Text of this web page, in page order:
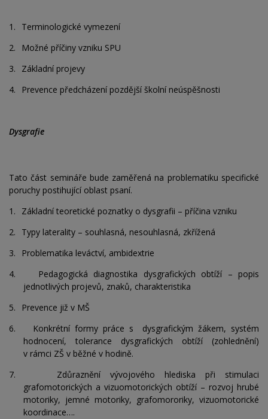
1.
Terminologické vymezení
2.
Možné příčiny vzniku SPU
3.
Základní projevy
4.
Prevence předcházení pozdější školní neúspěšnosti
Dysgrafie
Tato část semináře bude zaměřená na problematiku specifické
poruchy postihující oblast psaní.
1.
Základní teoretické poznatky o dysgrafii – příčina vzniku
2.
Typy laterality – souhlasná, nesouhlasná, zkřížená
3.
Problematika leváctví, ambidextrie
4.
Pedagogická diagnostika dysgrafických obtíží – popis
jednotlivých projevů, znaků, charakteristika
5.
Prevence již v MŠ
6.
Konkrétní formy práce s dysgrafickým žákem, systém
hodnocení, tolerance dysgrafických obtíží (zohlednění)
v rámci ZŠ v běžné v hodině.
7.
Zdůraznění vývojového hlediska při stimulaci
grafomotorických a vizuomotorických obtíží – rozvoj hrubé
motoriky, jemné motoriky, grafomororiky, vizuomotorické
koordinace….